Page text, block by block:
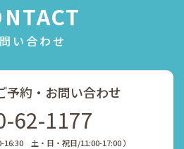
い合わせ
予約・お問い合わせ
62-1177
16:30 土・日・祝日/11:00-17:00 ）